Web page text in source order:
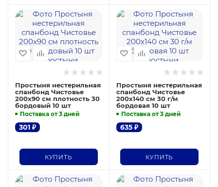
Простыня нестерильная
спанбонд Чистовье
200х90 см плотность 30
бордовый 10 шт
Поставка от 3 дней
301 ₽
КУПИТЬ
Простыня нестерильная
спанбонд Чистовье
200х140 см 30 г/м
бордовая 10 шт
Поставка от 3 дней
635₽
КУПИТЬ